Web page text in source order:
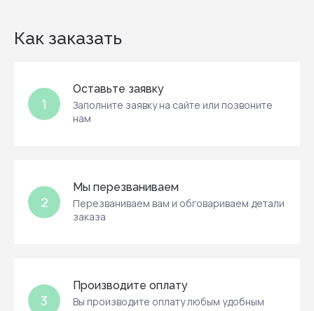
Как заказать
1
Оставьте заявку
Заполните заявку на сайте или позвоните
нам
2
Мы перезваниваем
Перезваниваем вам и обговариваем детали
заказа
3
Производите оплату
Вы производите оплату любым удобным